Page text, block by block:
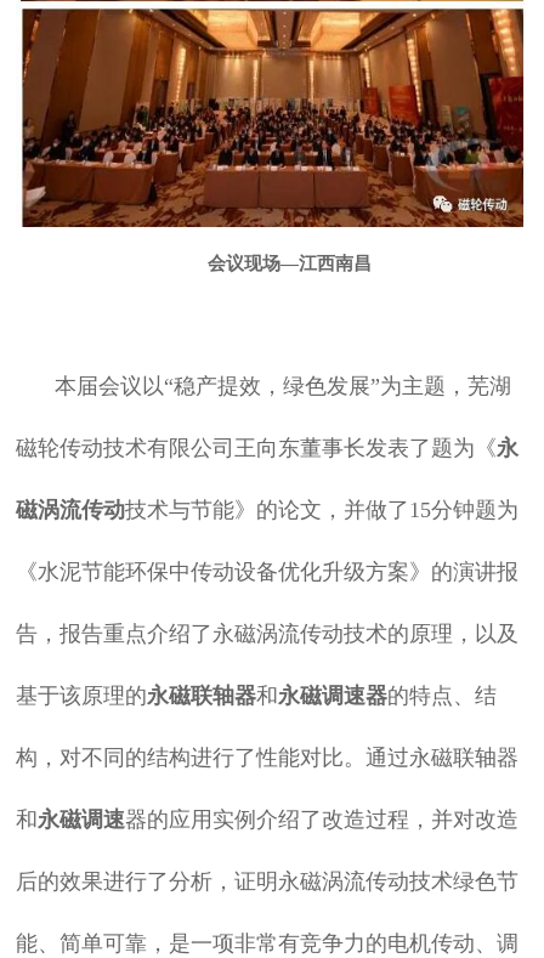
会议现场—江西南昌
本届会议以“稳产提效，绿色发展”为主题，芜湖
磁轮传动技术有限公司王向东董事长发表了题为《永
磁涡流传动技术与节能》的论文，并做了15分钟题为
《水泥节能环保中传动设备优化升级方案》的演讲报
告，报告重点介绍了永磁涡流传动技术的原理，以及
基于该原理的永磁联轴器和永磁调速器的特点、结
构，对不同的结构进行了性能对比。通过永磁联轴器
和永磁调速器的应用实例介绍了改造过程，并对改造
后的效果进行了分析，证明永磁涡流传动技术绿色节
能、简单可靠，是一项非常有竞争力的电机传动、调